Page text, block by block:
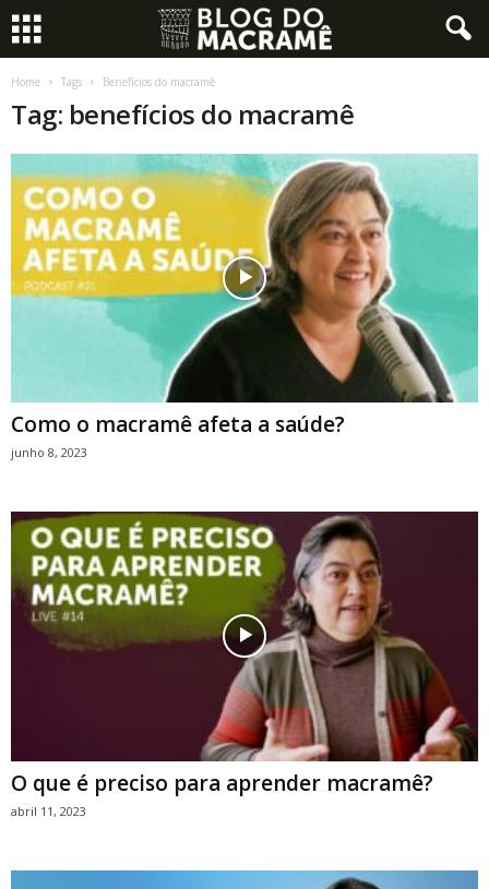
Home Tags Benefícios do macramê
Tag: benefícios do macramê
Como o macramê afeta a saúde?
junho 8, 2023
O que é preciso para aprender macramê?
abril 11, 2023